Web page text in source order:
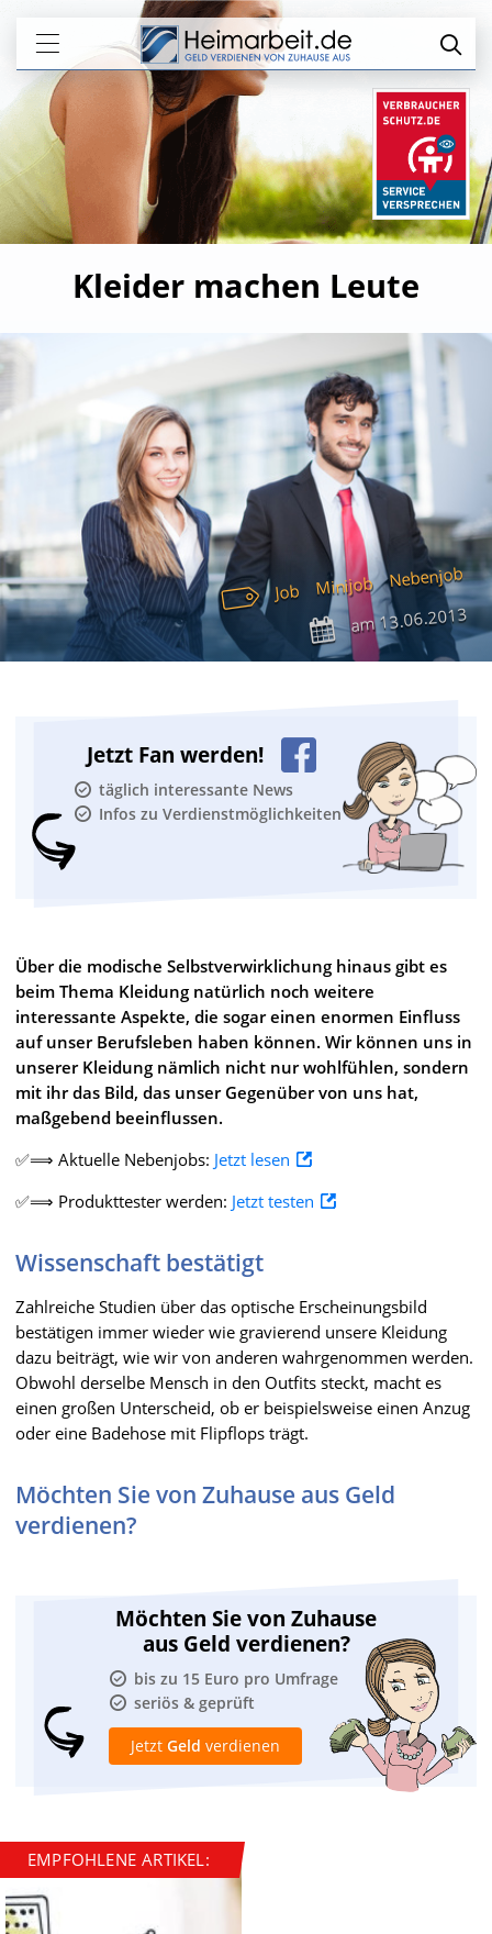
Kleider machen Leute
Job Minijob Nebenjob
am13.06.2013
Jetzt Fan werden!
täglich interessante News
Infos zu Verdienstmöglichkeiten
Über die modische Selbstverwirklichung hinaus gibt es
beim Thema Kleidung natürlich noch weitere
interessante Aspekte, die sogar einen enormen Einfluss
auf unser Berufsleben haben können. Wir können uns in
unserer Kleidung nämlich nicht nur wohlfühlen, sondern
mit ihr das Bild, das unser Gegenüber von uns hat,
maßgebend beeinflussen.
✅⟹ Aktuelle Nebenjobs: Jetzt lesen
✅⟹ Produkttester werden: Jetzt testen
Wissenschaft bestätigt
Zahlreiche Studien über das optische Erscheinungsbild
bestätigen immer wieder wie gravierend unsere Kleidung
dazu beiträgt, wie wir von anderen wahrgenommen werden.
Obwohl derselbe Mensch in den Outfits steckt, macht es
einen großen Unterscheid, ob er beispielsweise einen Anzug
oder eine Badehose mit Flipflops trägt.
Möchten Sie von Zuhause aus Geld
verdienen?
Möchten Sie von Zuhause
aus Geld verdienen?
bis zu 15 Euro pro Umfrage
seriös & geprüft
Jetzt Geld verdienen
EMPFOHLENE ARTIKEL: